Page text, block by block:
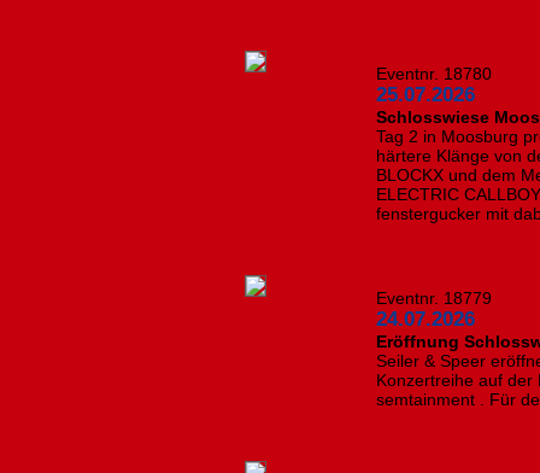
Eventnr. 18780
25.07.2026
Schlosswiese
Tag 2 in Moosburg
härtere Klänge von
BLOCKX und dem
ELECTRIC
fenstergucker mit
Eventnr. 18779
24.07.2026
Eröffnung
Seiler & Speer
Konzertreihe auf der
semtainment . Für